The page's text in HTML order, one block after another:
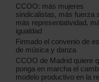
CCOO: más mujeres
sindicalistas, más fuerza
más representatividad,
igualdad
Firmado el convenio de
de música y danza
CCOO de Madrid quiere
ponga en marcha el
modelo productivo en la